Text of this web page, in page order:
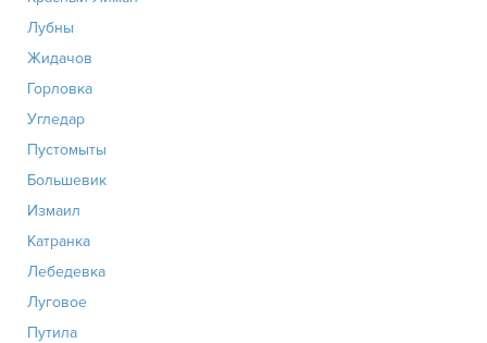
Лубны
Жидачов
Горловка
Угледар
Пустомыты
Большевик
Измаил
Катранка
Лебедевка
Луговое
Путила